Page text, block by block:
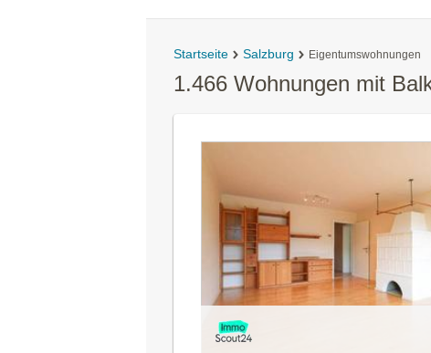
Startseite Salzburg Eigentumswohnungen
1.466 Wohnungen mit